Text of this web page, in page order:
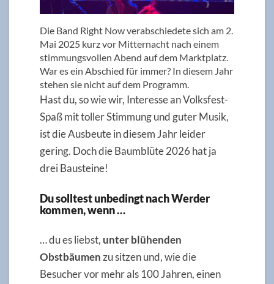
Die Band Right Now verabschiedete sich am 2.
Mai 2025 kurz vor Mitternacht nach einem
stimmungsvollen Abend auf dem Marktplatz.
War es ein Abschied für immer? In diesem Jahr
stehen sie nicht auf dem Programm.
Hast du, so wie wir, Interesse an Volksfest-
Spaß mit toller Stimmung und guter Musik,
ist die Ausbeute in diesem Jahr leider
gering. Doch die Baumblüte 2026 hat ja
drei Bausteine!
Du solltest unbedingt nach Werder
kommen, wenn …
… du es liebst, unter blühenden
Obstbäumenzu sitzen und, wie die
Besucher vor mehr als 100 Jahren, einen